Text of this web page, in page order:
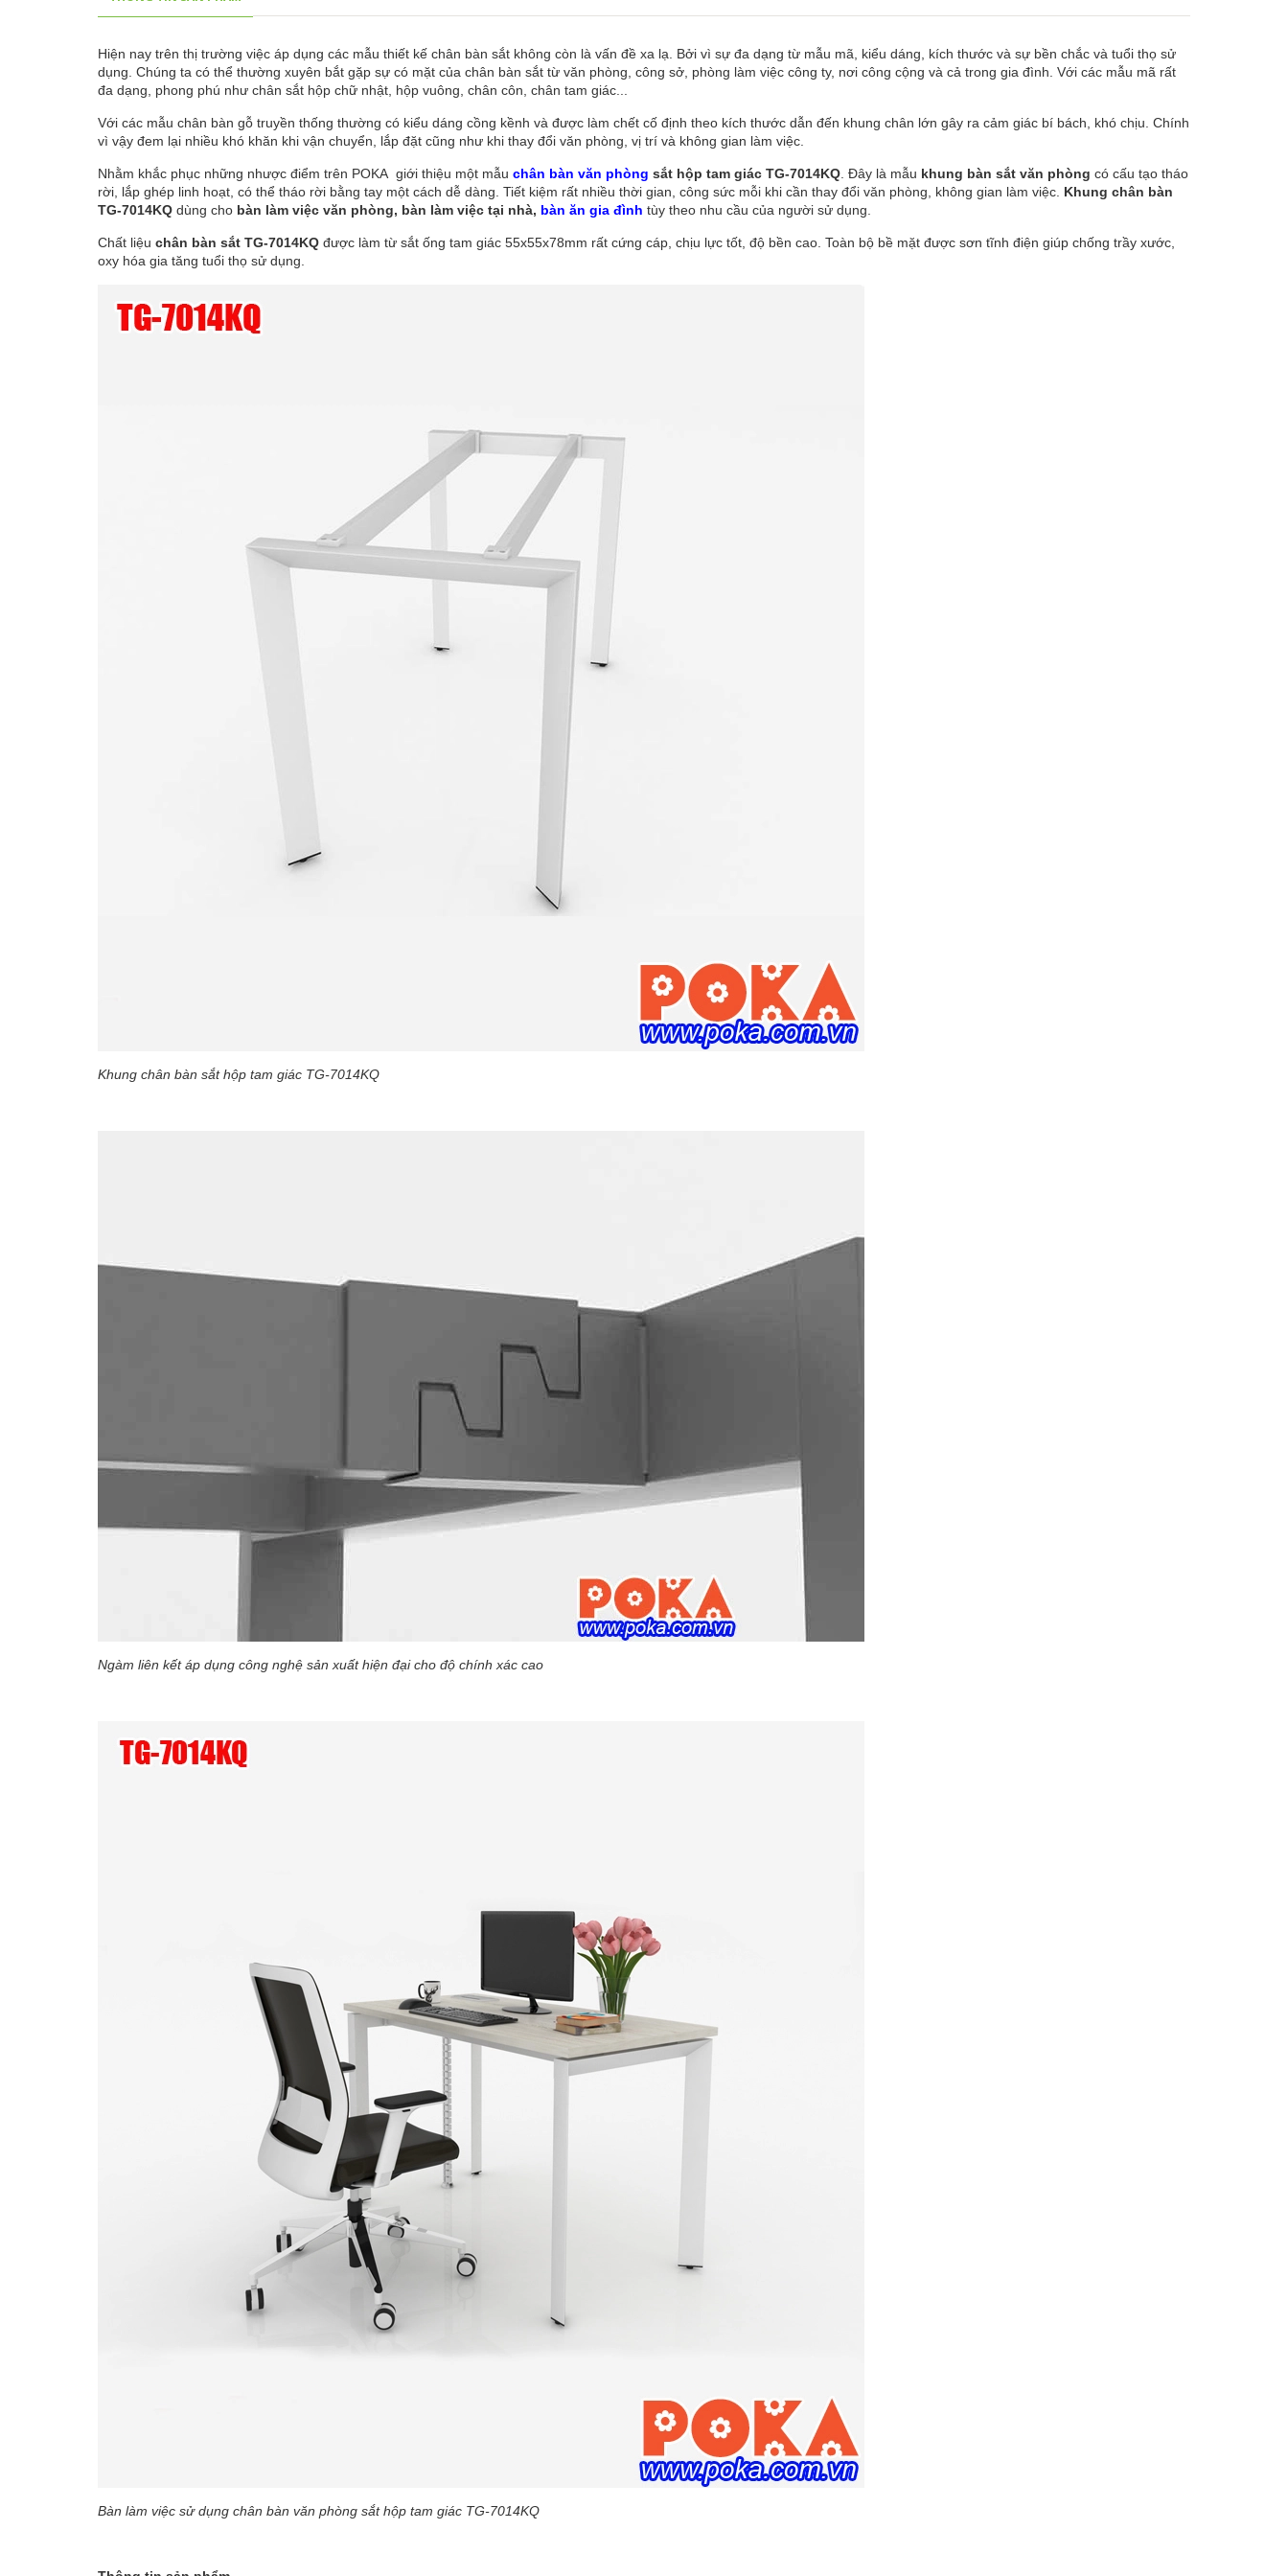
Hiện nay trên thị trường việc áp dụng các mẫu thiết kế chân bàn sắt không còn là vấn đề xa lạ. Bởi vì sự đa dạng từ mẫu mã, kiểu dáng, kích thước và sự bền chắc và tuổi thọ sử
dụng. Chúng ta có thể thường xuyên bắt gặp sự có mặt của chân bàn sắt từ văn phòng, công sở, phòng làm việc công ty, nơi công cộng và cả trong gia đình. Với các mẫu mã rất
đa dạng, phong phú như chân sắt hộp chữ nhật, hộp vuông, chân côn, chân tam giác...
Với các mẫu chân bàn gỗ truyền thống thường có kiểu dáng cồng kềnh và được làm chết cố định theo kích thước dẫn đến khung chân lớn gây ra cảm giác bí bách, khó chịu. Chính
vì vậy đem lại nhiều khó khăn khi vận chuyển, lắp đặt cũng như khi thay đổi văn phòng, vị trí và không gian làm việc.
Nhằm khắc phục những nhược điểm trên POKA giới thiệu một mẫu chân bàn văn phòng sắt hộp tam giác TG-7014KQ . Đây là mẫu khung bàn sắt văn phòng có cấu tạo tháo
rời, lắp ghép linh hoạt, có thể tháo rời bằng tay một cách dễ dàng. Tiết kiệm rất nhiều thời gian, công sức mỗi khi cần thay đổi văn phòng, không gian làm việc. Khung chân bàn
TG-7014KQ dùng cho bàn làm việc văn phòng, bàn làm việc tại nhà, bàn ăn gia đình tùy theo nhu cầu của người sử dụng.
Chất liệu chân bàn sắt TG-7014KQ được làm từ sắt ống tam giác 55x55x78mm rất cứng cáp, chịu lực tốt, độ bền cao. Toàn bộ bề mặt được sơn tĩnh điện giúp chống trầy xước,
oxy hóa gia tăng tuổi thọ sử dụng.
Khung chân bàn sắt hộp tam giác TG-7014KQ
Ngàm liên kết áp dụng công nghệ sản xuất hiện đại cho độ chính xác cao
Bàn làm việc sử dụng chân bàn văn phòng sắt hộp tam giác TG-7014KQ